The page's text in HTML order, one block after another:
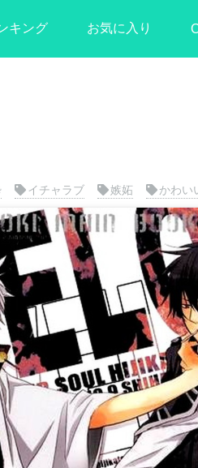
キング お気に入り
イチャラブ 嫉妬 かわい